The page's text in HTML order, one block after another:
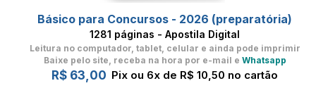
Básico para Concursos - 2026 (preparatória)
1281 páginas - Apostila Digital
Leitura no computador, tablet, celular e ainda pode imprimir
Baixe pelo site, receba na hora por e-mail e Whatsapp
R$ 63,00 Pix ou 6x de R$ 10,50 no cartão